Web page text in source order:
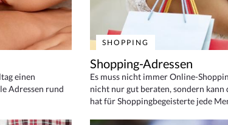
einen
Adressen rund
SHOPPING
Shopping-Adressen
Es muss nicht immer Online-
nicht nur gut beraten, sondern
hat für Shoppingbegeisterte jede